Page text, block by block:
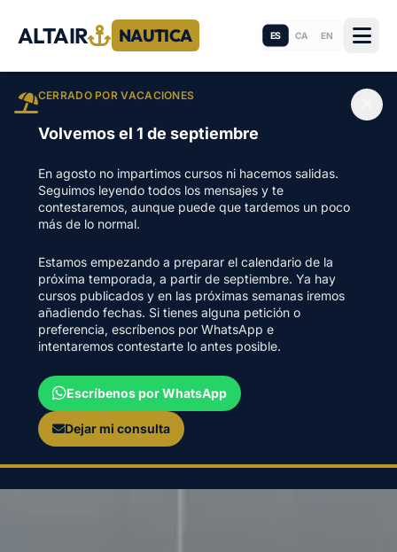
ALTAIR NAUTICA ES CA EN
CERRADO POR VACACIONES
Volvemos el 1 de septiembre
En agosto no impartimos cursos ni hacemos salidas.
Seguimos leyendo todos los mensajes y te
contestaremos, aunque puede que tardemos un poco
más de lo normal.
Estamos empezando a preparar el calendario de la
próxima temporada, a partir de septiembre. Ya hay
cursos publicados y en las próximas semanas iremos
añadiendo fechas. Si tienes alguna petición o
preferencia, escríbenos por WhatsApp e
intentaremos contestarte lo antes posible.
Escríbenos por WhatsApp
Dejar mi consulta